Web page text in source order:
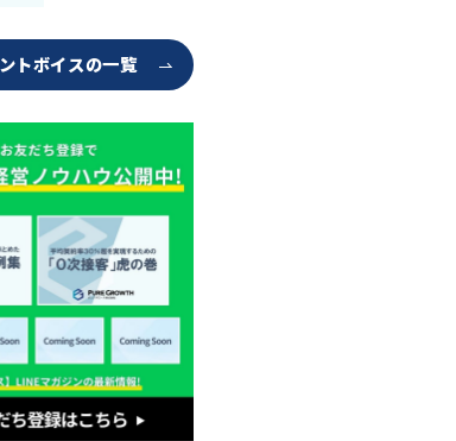
トボイスの一覧